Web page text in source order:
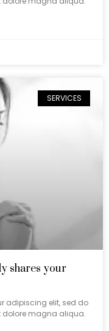
SERVICES
shares your
adipiscing elit, sed do
dolore magna aliqua.